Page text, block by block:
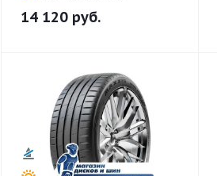
14 120 руб.